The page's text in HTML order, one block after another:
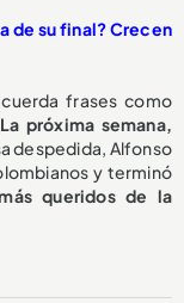
de su final? Crecen
frases como
próxima semana,
despedida, Alfonso
y terminó
queridos de la